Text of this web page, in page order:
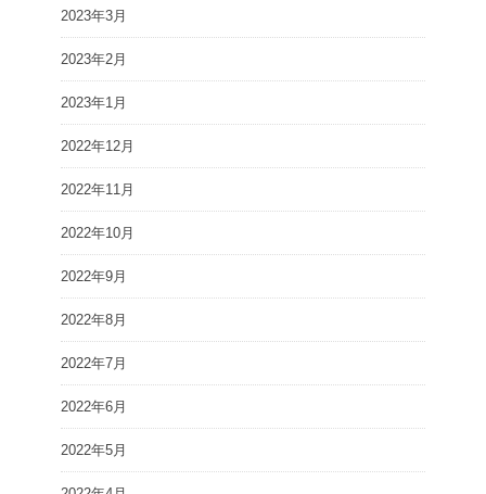
2023年3月
2023年2月
2023年1月
2022年12月
2022年11月
2022年10月
2022年9月
2022年8月
2022年7月
2022年6月
2022年5月